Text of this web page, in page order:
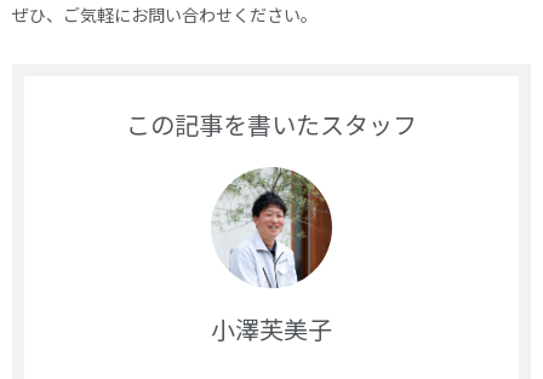
ぜひ、ご気軽にお問い合わせください。
この記事を書いたスタッフ
小澤芙美子